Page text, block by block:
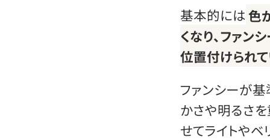
基本的には色
くなり、ファン
位置付けられ
ファンシーが基
かさや明るさ
せてライトやベ